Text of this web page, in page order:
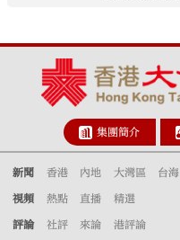
集團簡介
新聞 香港 內地 大灣區 台海
視頻 熱點 直播 精選
評論 社評 來論 港評論